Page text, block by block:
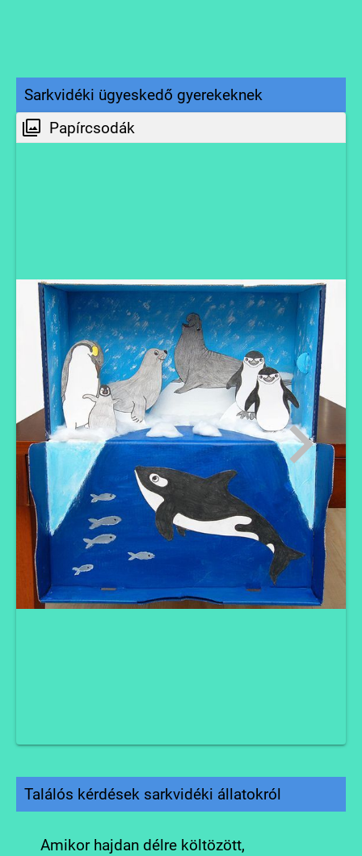
Sarkvidéki ügyeskedő gyerekeknek
Papírcsodák
Találós kérdések sarkvidéki állatokról
Amikor hajdan délre költözött,